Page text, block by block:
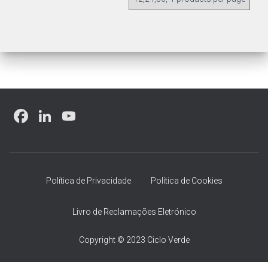
F
ce
Li
e
dI
u
T
b
e
C
Política de Privacidade Política de Cookies
Livro de Reclamações Eletrónico
Copyright © 2023 Ciclo Verde